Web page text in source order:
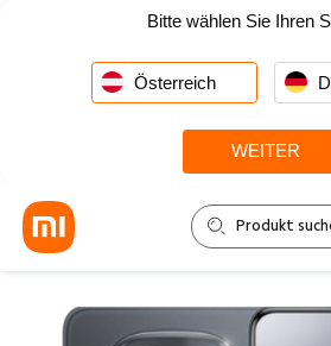
Bitte wählen Sie Ihren
Österreich
WEITER